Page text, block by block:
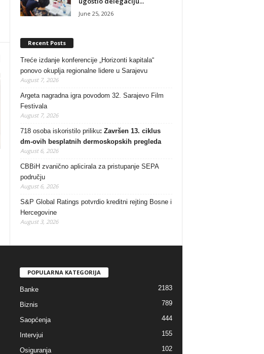
June 25, 2026
Recent Posts
Treće izdanje konferencije „Horizonti kapitala“
ponovo okuplja regionalne lidere u Sarajevu
August 7, 2026
Argeta nagradna igra povodom 32. Sarajevo Film
Festivala
August 7, 2026
718 osoba iskoristilo priliku: Završen 13. ciklus
dm-ovih besplatnih dermoskopskih pregleda
August 6, 2026
CBBiH zvanično aplicirala za pristupanje SEPA
području
August 6, 2026
S&P Global Ratings potvrdio kreditni rejting Bosne i
Hercegovine
August 3, 2026
POPULARNA KATEGORIJA
Banke 2183
Biznis 789
Saopćenja 444
Intervjui 155
Osiguranja 102